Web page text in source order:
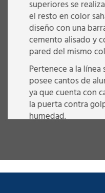
superiores se
el resto en color
diseño con una
cemento alisado y
pared del mismo
Pertenece a la
posee cantos de
ya que cuenta con
la puerta contra
humedad.